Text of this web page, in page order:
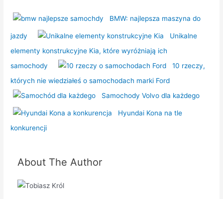
BMW: najlepsza maszyna do
jazdy
Unikalne
elementy konstrukcyjne Kia, które wyróżniają ich
samochody
10 rzeczy,
których nie wiedziałeś o samochodach marki Ford
Samochody Volvo dla każdego
Hyundai Kona na tle
konkurencji
About The Author